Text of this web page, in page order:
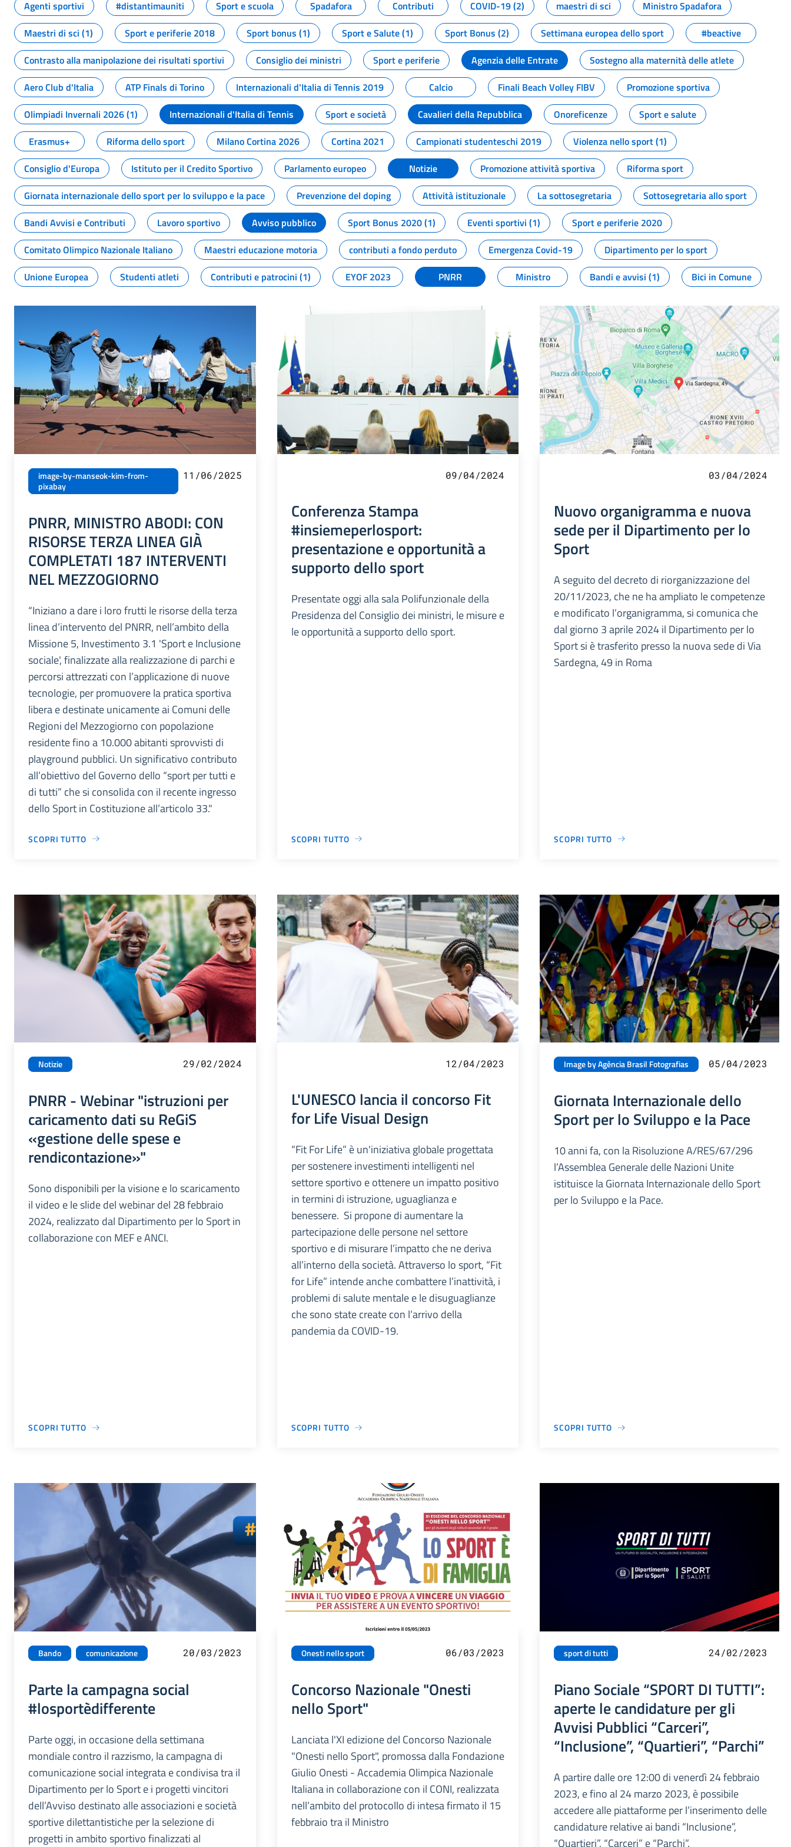
Agenti sportivi
#distantimauniti Sport e scuola Spadafora Contributi COVID-19 (2) maestri di sci
Ministro Spadafora
Maestri di sci (1)
Sport e periferie 2018 Sport bonus (1) Sport e Salute (1) Sport Bonus (2) Settimana europea dello sport
#beactive
Contrasto alla manipolazione dei risultati sportivi
Consiglio dei ministri Sport e periferie Agenzia delle Entrate
Sostegno alla maternità delle atlete
Aero Club d'Italia
ATP Finals di Torino Internazionali d'Italia di Tennis 2019 Calcio Finali Beach Volley FIBV
Promozione sportiva
Olimpiadi Invernali 2026 (1)
Internazionali d'Italia di Tennis Sport e società Cavalieri della Repubblica Onoreficenze
Sport e salute
Erasmus+
Riforma dello sport Milano Cortina 2026 Cortina 2021 Campionati studenteschi 2019
Violenza nello sport (1)
Consiglio d'Europa
Istituto per il Credito Sportivo Parlamento europeo Notizie Promozione attività sportiva
Riforma sport
Giornata internazionale dello sport per lo sviluppo e la pace
Prevenzione del doping Attività istituzionale La sottosegretaria
Sottosegretaria allo sport
Bandi Avvisi e Contributi
Lavoro sportivo Avviso pubblico Sport Bonus 2020 (1) Eventi sportivi (1)
Sport e periferie 2020
Comitato Olimpico Nazionale Italiano
Maestri educazione motoria contributi a fondo perduto Emergenza Covid-19
Dipartimento per lo sport
Unione Europea
Studenti atleti Contributi e patrocini (1) EYOF 2023 PNRR Ministro Bandi e avvisi (1) Bici in Comune
image-by-manseok-kim-from-
pixabay
11/06/2025
PNRR, MINISTRO ABODI: CON
RISORSE TERZA LINEA GIÀ
COMPLETATI 187 INTERVENTI
NEL MEZZOGIORNO
“Iniziano a dare i loro frutti le risorse della terza
linea d’intervento del PNRR, nell’ambito della
Missione 5, Investimento 3.1 'Sport e Inclusione
sociale', finalizzate alla realizzazione di parchi e
percorsi attrezzati con l’applicazione di nuove
tecnologie, per promuovere la pratica sportiva
libera e destinate unicamente ai Comuni delle
Regioni del Mezzogiorno con popolazione
residente fino a 10.000 abitanti sprovvisti di
playground pubblici. Un significativo contributo
all’obiettivo del Governo dello “sport per tutti e
di tutti” che si consolida con il recente ingresso
dello Sport in Costituzione all’articolo 33."
SCOPRI TUTTO
09/04/2024
Conferenza Stampa
#insiemeperlosport:
presentazione e opportunità a
supporto dello sport
Presentate oggi alla sala Polifunzionale della
Presidenza del Consiglio dei ministri, le misure e
le opportunità a supporto dello sport.
SCOPRI TUTTO
03/04/2024
Nuovo organigramma e nuova
sede per il Dipartimento per lo
Sport
A seguito del decreto di riorganizzazione del
20/11/2023, che ne ha ampliato le competenze
e modificato l’organigramma, si comunica che
dal giorno 3 aprile 2024 il Dipartimento per lo
Sport si è trasferito presso la nuova sede di Via
Sardegna, 49 in Roma
SCOPRI TUTTO
Notizie 29/02/2024
PNRR - Webinar "istruzioni per
caricamento dati su ReGiS
«gestione delle spese e
rendicontazione»"
Sono disponibili per la visione e lo scaricamento
il video e le slide del webinar del 28 febbraio
2024, realizzato dal Dipartimento per lo Sport in
collaborazione con MEF e ANCI.
SCOPRI TUTTO
12/04/2023
L'UNESCO lancia il concorso Fit
for Life Visual Design
“Fit For Life” è un'iniziativa globale progettata
per sostenere investimenti intelligenti nel
settore sportivo e ottenere un impatto positivo
in termini di istruzione, uguaglianza e
benessere. Si propone di aumentare la
partecipazione delle persone nel settore
sportivo e di misurare l’impatto che ne deriva
all’interno della società. Attraverso lo sport, “Fit
for Life” intende anche combattere l’inattività, i
problemi di salute mentale e le disuguaglianze
che sono state create con l’arrivo della
pandemia da COVID-19.
SCOPRI TUTTO
Image by Agência Brasil Fotografias 05/04/2023
Giornata Internazionale dello
Sport per lo Sviluppo e la Pace
10 anni fa, con la Risoluzione A/RES/67/296
l’Assemblea Generale delle Nazioni Unite
istituisce la Giornata Internazionale dello Sport
per lo Sviluppo e la Pace.
SCOPRI TUTTO
Bando comunicazione 20/03/2023
Parte la campagna social
#losportèdifferente
Parte oggi, in occasione della settimana
mondiale contro il razzismo, la campagna di
comunicazione social integrata e condivisa tra il
Dipartimento per lo Sport e i progetti vincitori
dell’Avviso destinato alle associazioni e società
sportive dilettantistiche per la selezione di
progetti in ambito sportivo finalizzati al
Onesti nello sport 06/03/2023
Concorso Nazionale "Onesti
nello Sport"
Lanciata l'XI edizione del Concorso Nazionale
"Onesti nello Sport", promossa dalla Fondazione
Giulio Onesti - Accademia Olimpica Nazionale
Italiana in collaborazione con il CONI, realizzata
nell’ambito del protocollo di intesa firmato il 15
febbraio tra il Ministro
sport di tutti 24/02/2023
Piano Sociale “SPORT DI TUTTI”:
aperte le candidature per gli
Avvisi Pubblici “Carceri”,
“Inclusione”, “Quartieri”, “Parchi”
A partire dalle ore 12:00 di venerdì 24 febbraio
2023, e fino al 24 marzo 2023, è possibile
accedere alle piattaforme per l’inserimento delle
candidature relative ai bandi “Inclusione”,
“Quartieri”, “Carceri” e “Parchi”.